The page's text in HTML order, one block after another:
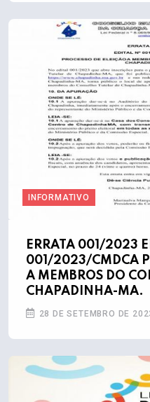
INFORMATIVO
ERRATA 001/2023
001/2023/CMDCA
A MEMBROS DO
CHAPADINHA-MA.
28 DE SETEMBRO DE